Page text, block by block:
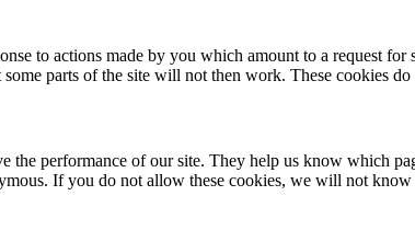
to actions made by you which amount to a request
parts of the site will not then work. These cookies
performance of our site. They help us know which
If you do not allow these cookies, we will not